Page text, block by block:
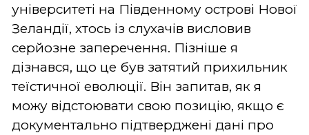
університеті на Південному острові Нової
Зеландії, хтось із слухачів висловив
серйозне заперечення. Пізніше я
дізнався, що це був затятий прихильник
теїстичної еволюції. Він запитав, як я
можу відстоювати свою позицію, якщо є
документально підтверджені дані про